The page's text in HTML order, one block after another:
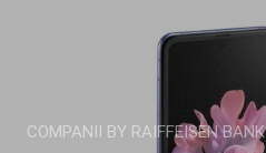
COMPANII BY RAIFFEISEN BANK